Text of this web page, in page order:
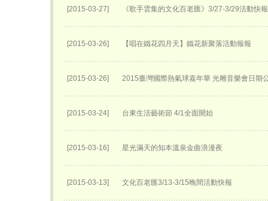
[2015-03-27] 《歌手雲集的文化百老匯》3/27-3/29活動快報
[2015-03-26] 【唱在鐵花四月天】鐵花新聚落活動報報
[2015-03-26] 2015臺灣國際熱氣球嘉年華 光雕音樂會日期
[2015-03-24] 台東生活藝術節 4/1全面開始
[2015-03-16] 星光滿天的知本溫泉金曲浪漫夜
[2015-03-13] 文化百老匯3/13-3/15晚間活動快報